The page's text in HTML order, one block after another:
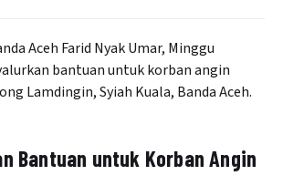
Bantuan untuk Korban Angin